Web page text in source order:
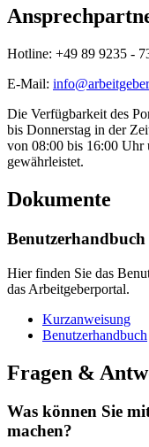
Hotline: +49 89 9235 -
E-Mail:
Die Verfügbarkeit des
bis Donnerstag in der
von 08:00 bis 16:00 Uhr
gewährleistet.
Dokumente
Benutzerhandbuch
Hier finden Sie das
das Arbeitgeberportal.
Kurzanweisung
Benutzerhandbuch
Fragen &
Was können Sie
machen?